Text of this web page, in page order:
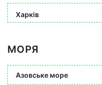
Харків
МОРЯ
Азовське море